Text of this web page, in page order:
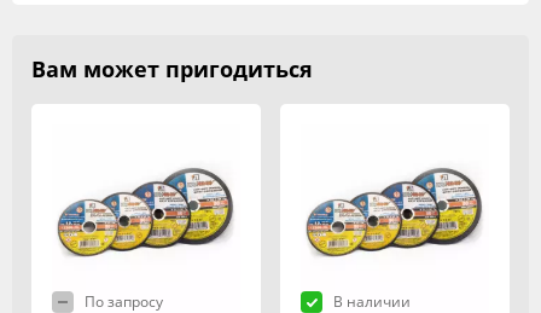
Вам может пригодиться
По запросу
В наличии